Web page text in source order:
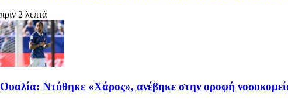
πριν 2 λεπτά
Ουαλία: Ντύθηκε «Χάρος», ανέβηκε στην οροφή